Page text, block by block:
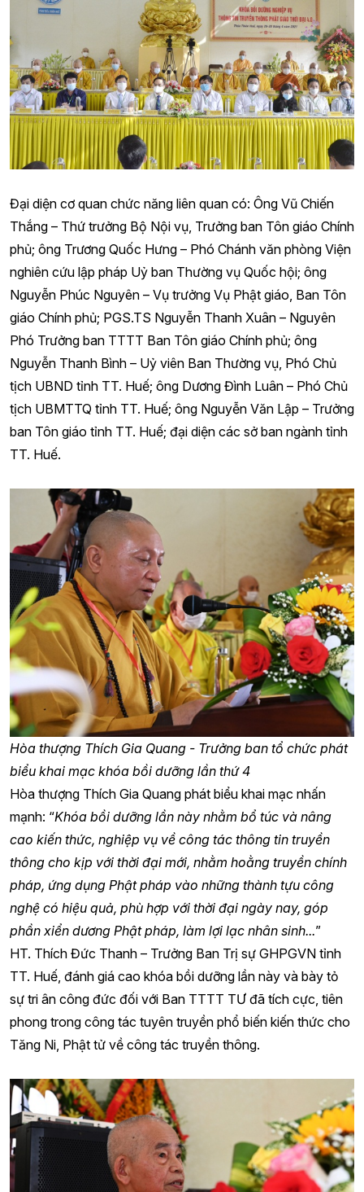
Đại diện cơ quan chức năng liên quan có: Ông Vũ Chiến
Thắng – Thứ trưởng Bộ Nội vụ, Trưởng ban Tôn giáo Chính
phủ; ông Trương Quốc Hưng – Phó Chánh văn phòng Viện
nghiên cứu lập pháp Uỷ ban Thường vụ Quốc hội; ông
Nguyễn Phúc Nguyên – Vụ trưởng Vụ Phật giáo, Ban Tôn
giáo Chính phủ; PGS.TS Nguyễn Thanh Xuân – Nguyên
Phó Trưởng ban TTTT Ban Tôn giáo Chính phủ; ông
Nguyễn Thanh Bình – Uỷ viên Ban Thường vụ, Phó Chủ
tịch UBND tỉnh TT. Huế; ông Dương Đình Luân – Phó Chủ
tịch UBMTTQ tỉnh TT. Huế; ông Nguyễn Văn Lập – Trưởng
ban Tôn giáo tỉnh TT. Huế; đại diện các sở ban ngành tỉnh
TT. Huế.
Hòa thượng Thích Gia Quang - Trưởng ban tổ chức phát
biểu khai mạc khóa bồi dưỡng lần thứ 4
Hòa thượng Thích Gia Quang phát biểu khai mạc nhấn
mạnh: “Khóa bồi dưỡng lần này nhằm bổ túc và nâng
cao kiến thức, nghiệp vụ về công tác thông tin truyền
thông cho kịp với thời đại mới, nhằm hoằng truyền chính
pháp, ứng dụng Phật pháp vào những thành tựu công
nghệ có hiệu quả, phù hợp với thời đại ngày nay, góp
phần xiển dương Phật pháp, làm lợi lạc nhân sinh...”
HT. Thích Đức Thanh – Trưởng Ban Trị sự GHPGVN tỉnh
TT. Huế, đánh giá cao khóa bồi dưỡng lần này và bày tỏ
sự tri ân công đức đối với Ban TTTT TƯ đã tích cực, tiên
phong trong công tác tuyên truyền phổ biến kiến thức cho
Tăng Ni, Phật tử về công tác truyền thông.